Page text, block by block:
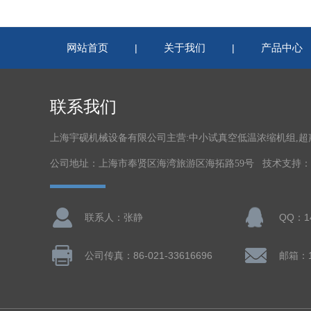
网站首页 | 关于我们 | 产品中心
联系我们
上海宇砚机械设备有限公司主营:中小试真空低温浓缩机组,
公司地址：上海市奉贤区海湾旅游区海拓路59号 技术支持：
联系人：张静 QQ：
公司传真：86-021-33616696 邮箱